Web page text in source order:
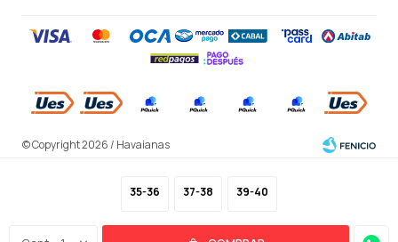
35-36 37-38 39-40
© Copyright 2026 / Havaianas